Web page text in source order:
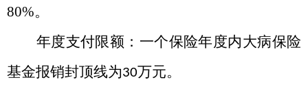
80%。
年度支付限额：一个保险年度内大病保险
基金报销封顶线为30万元。